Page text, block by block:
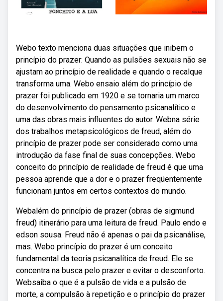
Webo texto menciona duas situações que inibem o
princípio do prazer: Quando as pulsões sexuais não se
ajustam ao princípio de realidade e quando o recalque
transforma uma. Webo ensaio além do princípio de
prazer foi publicado em 1920 e se tornaria um marco
do desenvolvimento do pensamento psicanalítico e
uma das obras mais influentes do autor. Webna série
dos trabalhos metapsicológicos de freud, além do
princípio de prazer pode ser considerado como uma
introdução da fase final de suas concepções. Webo
conceito do princípio de realidade de freud é que uma
pessoa aprende que a dor e o prazer freqüentemente
funcionam juntos em certos contextos do mundo.
Webalém do princípio de prazer (obras de sigmund
freud) itinerário para uma leitura de freud. Paulo endo e
edson sousa. Freud não é apenas o pai da psicanálise,
mas. Webo princípio do prazer é um conceito
fundamental da teoria psicanalítica de freud. Ele se
concentra na busca pelo prazer e evitar o desconforto.
Websaiba o que é a pulsão de vida e a pulsão de
morte, a compulsão à repetição e o princípio do prazer